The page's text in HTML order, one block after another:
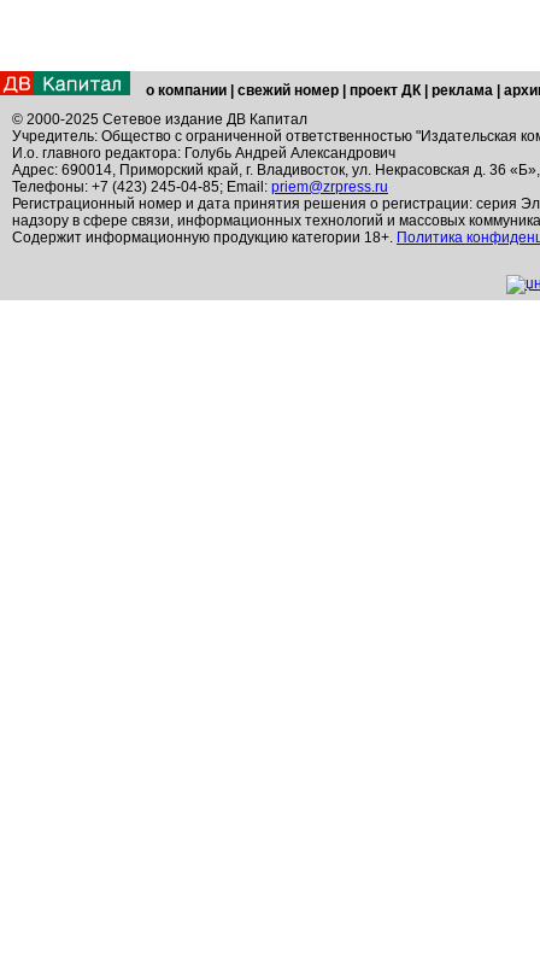
о компании свежий номер проект ДК реклама
© 2000-2025 Сетевое издание ДВ Капитал
Учредитель: Общество с ограниченной ответственностью "Издательская
И.о. главного редактора: Голубь Андрей Александрович
Адрес: 690014, Приморский край, г. Владивосток, ул. Некрасовская д. 36
Телефоны: +7 (423) 245-04-85; Email: priem@zrpress.ru
Регистрационный номер и дата принятия решения о регистрации: серия
надзору в сфере связи, информационных технологий и массовых
Содержит информационную продукцию категории 18+. Политика